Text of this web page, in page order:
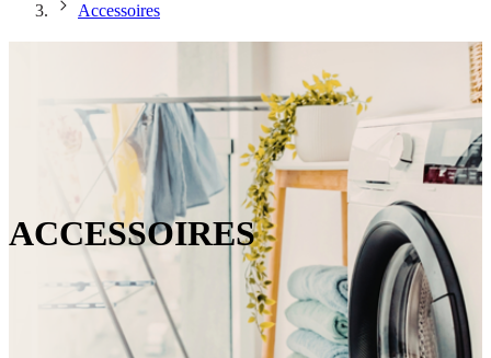
Accessoires
ACCESSOIRES